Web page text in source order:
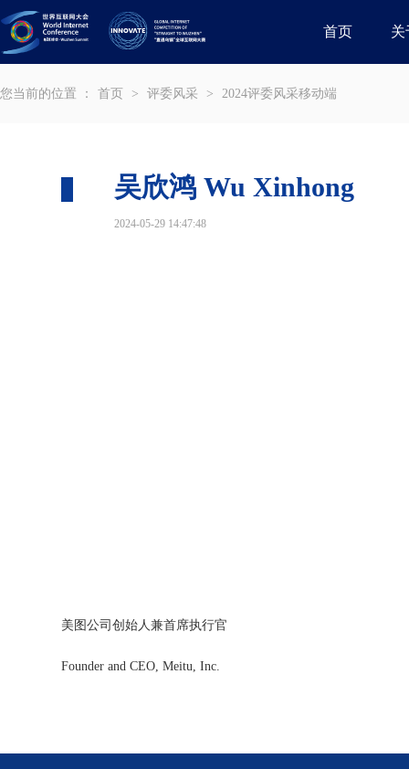
首页 关
您当前的位置 ： 首页 > 评委风采 > 2024评委风采移动端
吴欣鸿 Wu Xinhong
2024-05-29 14:47:48
美图公司创始人兼首席执行官
Founder and CEO, Meitu, Inc.